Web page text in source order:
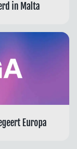
in Malta
Europa